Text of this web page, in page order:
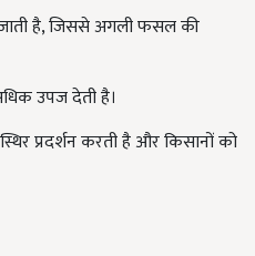
है, जिससे अगली फसल की
उपज देती है।
प्रदर्शन करती है और किसानों को